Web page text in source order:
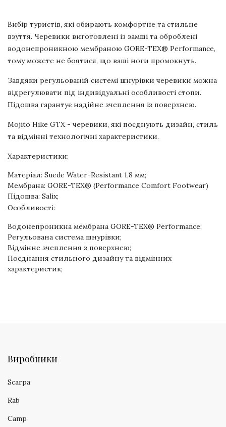
Вибір туристів, які обирають комфортне та стильне
взуття. Черевики виготовлені із замші та оброблені
водонепроникною мембраною GORE-TEX® Performance,
тому можете не боятися, що ваші ноги промокнуть.
Завдяки регульованій системі шнурівки черевики можна
відрегулювати під індивідуальні особливості стопи.
Підошва гарантує надійне зчеплення із поверхнею.
Mojito Hike GTX - черевики, які поєднують дизайн, стиль
та відмінні технологічні характеристики.
Характеристики:
Матеріал: Suede Water-Resistant 1,8 мм;
Мембрана: GORE-TEX® (Performance Comfort Footwear)
Підошва: Salix;
Особливості:
Водонепроникна мембрана GORE-TEX® Performance;
Регульована система шнурівки;
Відмінне зчеплення з поверхнею;
Поєднання стильного дизайну та відмінних
характеристик;
Виробники
Scarpa
Rab
Camp